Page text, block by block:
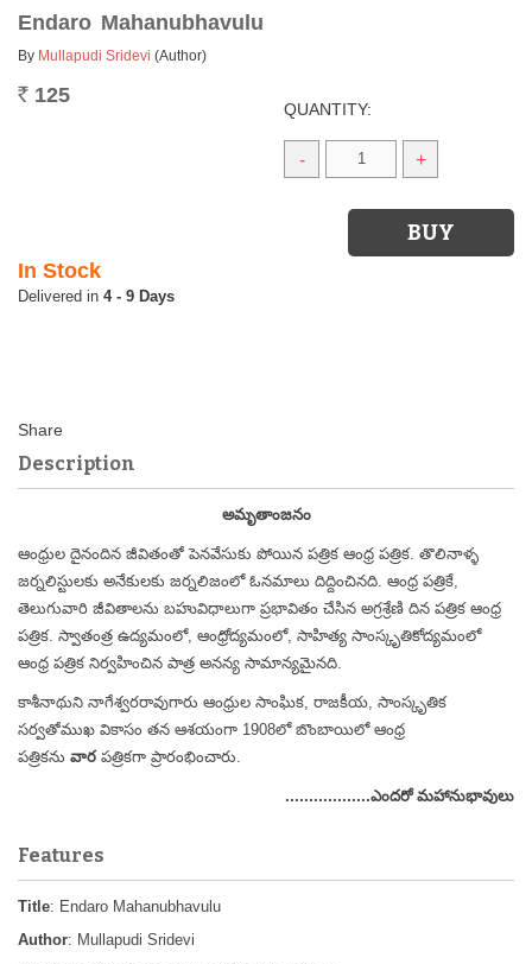
Endaro Mahanubhavulu
By Mullapudi Sridevi (Author)
Rs. 125
QUANTITY:
- +
In Stock
4 - 9 Days
Description
అమృతాంజనం
ఆంధ్రుల దైనందిన జీవితంతో పెనవేసుకు పోయిన పత్రిక ఆంధ్ర పత్రిక. తొలినాళ్ళ
జర్నలిస్టులకు అనేకులకు జర్నలిజంలో ఓనమాలు దిద్దించినది. ఆంధ్ర పత్రికే,
తెలుగువారి జీవితాలను బహువిధాలుగా ప్రభావితం చేసిన అగ్రశ్రేణి దిన పత్రిక ఆంధ్ర
పత్రిక. స్వాతంత్ర ఉద్యమంలో, ఆంధ్రోద్యమంలో, సాహిత్య సాంస్కృతికోద్యమంలో
ఆంధ్ర పత్రిక నిర్వహించిన పాత్ర అనన్య సామాన్యమైనది.
కాశీనాథుని నాగేశ్వరరావుగారు ఆంధ్రుల సాంఘిక, రాజకీయ, సాంస్కృతిక
సర్వతోముఖ వికాసం తన ఆశయంగా 1908లో బొంబాయిలో ఆంధ్ర
పత్రికను వార పత్రికగా ప్రారంభించారు.
..................ఎందరో మహానుభావులు
Features
Title: Endaro Mahanubhavulu
Author: Mullapudi Sridevi